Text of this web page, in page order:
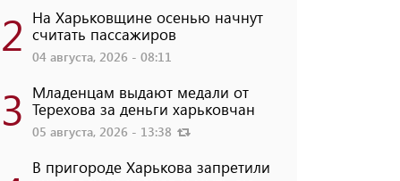
2 На Харьковщине осенью начнут
считать пассажиров
04 августа, 2026 - 08:11
3 Младенцам выдают медали от
Терехова за деньги харьковчан
05 августа, 2026 - 13:38
В пригороде Харькова запретили